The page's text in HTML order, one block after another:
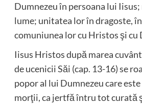
Dumnezeu în persoana lui
lume; unitatea lor în dragoste,
comuniunea lor cu Hristos şi cu
Iisus Hristos după marea
de ucenicii Săi (cap. 13-16) se
popor al lui Dumnezeu care este
morţii, ca jertfă întru tot curată